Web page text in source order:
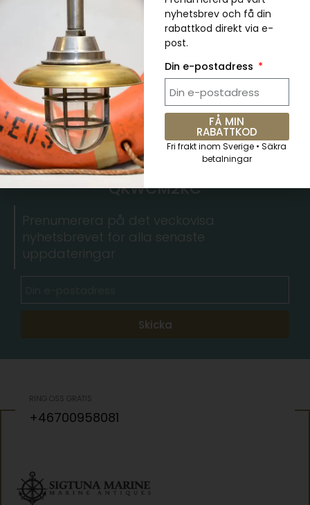
Äkta Vintage Grön Cargo Pendellampa
kr734.00 489.00
5 % RABATT. Kupongkod:
QKWCM2KC
Prenumerera på det veckovisa
nyhetsbrevet för alla senaste
uppdateringar
Skicka
RING OSS GRATIS
+46700958081
nyhetsbrev och få din
rabattkod direkt via e-
post.
Din e-postadress
FÅ MIN
RABATTKOD
Fri frakt inom Sverige • Säkra
betalningar